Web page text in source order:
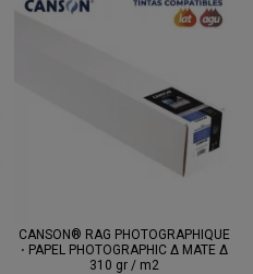
CANSON® RAG PHOTOGRAPHIQUE
⋅ PAPEL PHOTOGRAPHIC Δ MATE Δ
310 gr / m2